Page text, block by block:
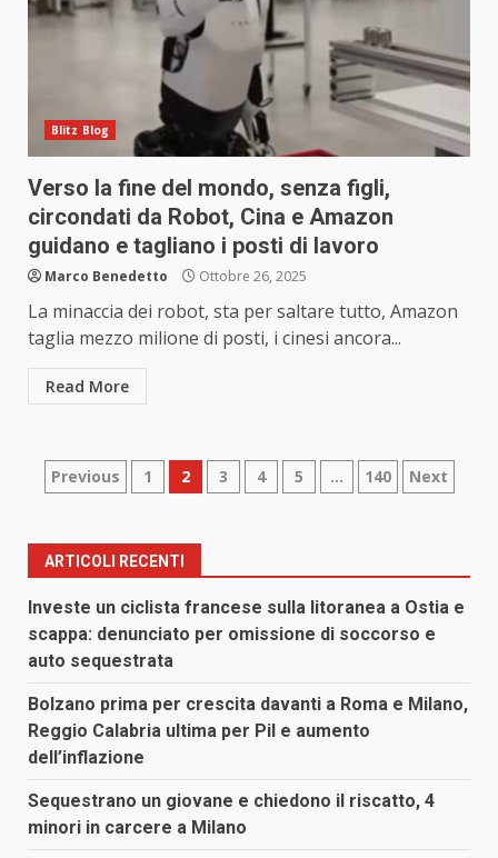
Blitz Blog
Verso la fine del mondo, senza figli,
circondati da Robot, Cina e Amazon
guidano e tagliano i posti di lavoro
Marco Benedetto Ottobre 26, 2025
La minaccia dei robot, sta per saltare tutto, Amazon
taglia mezzo milione di posti, i cinesi ancora...
Read More
Paginazione
articoli
Previous 1 2 3 4 5 … 140 Next
ARTICOLI RECENTI
Investe un ciclista francese sulla litoranea a Ostia e
scappa: denunciato per omissione di soccorso e
auto sequestrata
Bolzano prima per crescita davanti a Roma e Milano,
Reggio Calabria ultima per Pil e aumento
dell’inflazione
Sequestrano un giovane e chiedono il riscatto, 4
minori in carcere a Milano